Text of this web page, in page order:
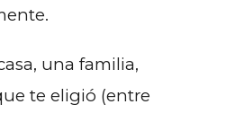
una familia,
te eligió (entre